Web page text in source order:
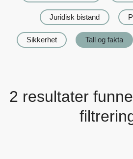
Juridisk bistand
Sikkerhet Tall og fakta
2 resultater